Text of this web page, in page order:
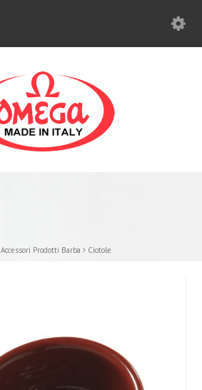
Accessori Prodotti Barba Ciotole